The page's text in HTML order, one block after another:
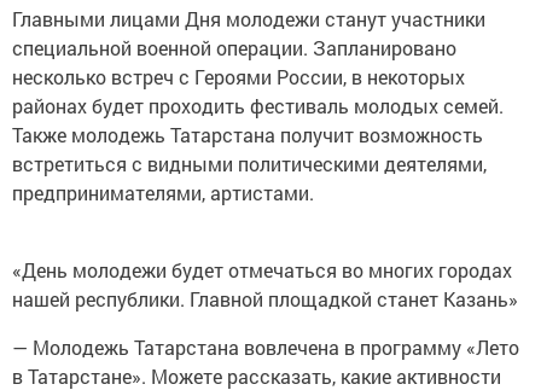
Главными лицами Дня молодежи станут участники
специальной военной операции. Запланировано
несколько встреч с Героями России, в некоторых
районах будет проходить фестиваль молодых семей.
Также молодежь Татарстана получит возможность
встретиться с видными политическими деятелями,
предпринимателями, артистами.
«День молодежи будет отмечаться во многих городах
нашей республики. Главной площадкой станет Казань»
— Молодежь Татарстана вовлечена в программу «Лето
в Татарстане». Можете рассказать, какие активности